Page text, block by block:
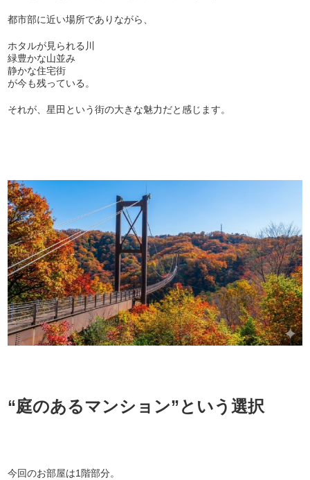
都市部に近い場所でありながら、
ホタルが見られる川
緑豊かな山並み
静かな住宅街
が今も残っている。
それが、星田という街の大きな魅力だと感じます。
“庭のあるマンション”という選択
今回のお部屋は1階部分。